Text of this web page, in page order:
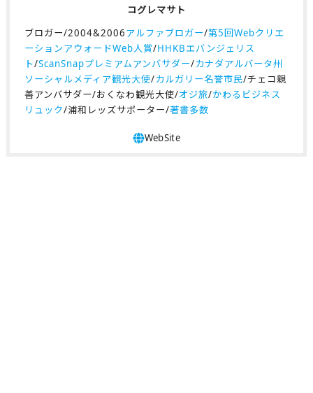
コグレマサト
ブロガー/2004&2006アルファブロガー/第5回Webクリエ
ーションアウォードWeb人賞/HHKBエバンジェリス
ト/ScanSnapプレミアムアンバサダー/カナダアルバータ州
ソーシャルメディア観光大使/カルガリー名誉市民/チェコ親
善アンバサダー/おくなわ観光大使/オジ旅/かわるビジネス
リュック/浦和レッズサポーター/著書多数